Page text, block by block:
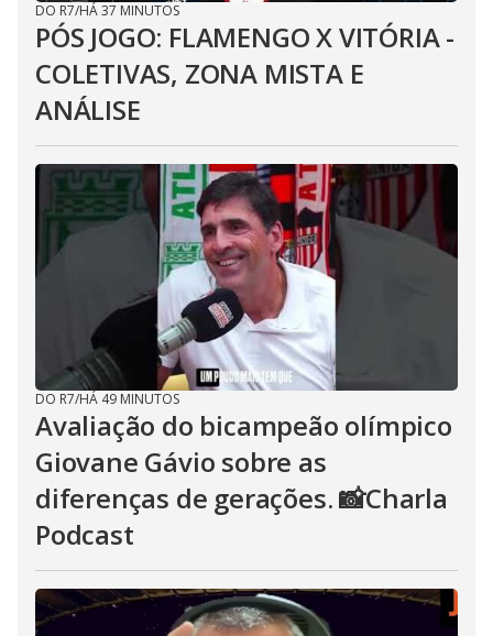
DO R7/HÁ 37 MINUTOS
PÓS JOGO: FLAMENGO X VITÓRIA -
COLETIVAS, ZONA MISTA E
ANÁLISE
DO R7/HÁ 49 MINUTOS
Avaliação do bicampeão olímpico
Giovane Gávio sobre as
diferenças de gerações. 📸Charla
Podcast